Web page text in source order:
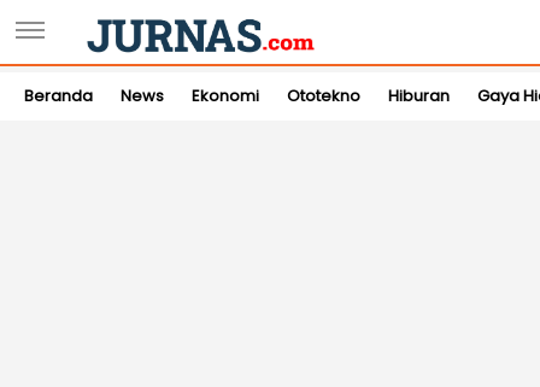
Beranda News Ekonomi Ototekno Hiburan Gaya